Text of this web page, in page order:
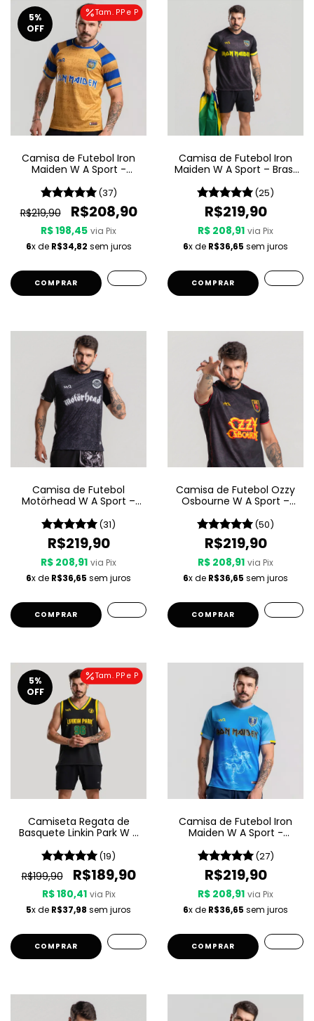
Tam. PP e P
5%
OFF
Camisa de Futebol Iron
Maiden W A Sport -
(37)
R$219,90 R$208,90
R$ 198,45 via Pix
6x de R$34,82 sem juros
COMPRAR
Camisa de Futebol Iron
Maiden W A Sport – Brasil
(25)
R$219,90
R$ 208,91 via Pix
6x de R$36,65 sem juros
COMPRAR
Camisa de Futebol
Motörhead W A Sport –
(31)
R$219,90
R$ 208,91 via Pix
6x de R$36,65 sem juros
COMPRAR
Camisa de Futebol Ozzy
Osbourne W A Sport –
(50)
R$219,90
R$ 208,91 via Pix
6x de R$36,65 sem juros
COMPRAR
Tam. PP e P
5%
OFF
Camiseta Regata de
Basquete Linkin Park W A
(19)
R$199,90 R$189,90
R$ 180,41 via Pix
5x de R$37,98 sem juros
COMPRAR
Camisa de Futebol Iron
Maiden W A Sport -
Son
(27)
R$219,90
R$ 208,91 via Pix
6x de R$36,65 sem juros
COMPRAR